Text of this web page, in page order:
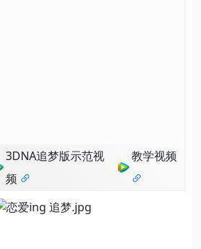
3DNA追梦版示范视
频
教学视频